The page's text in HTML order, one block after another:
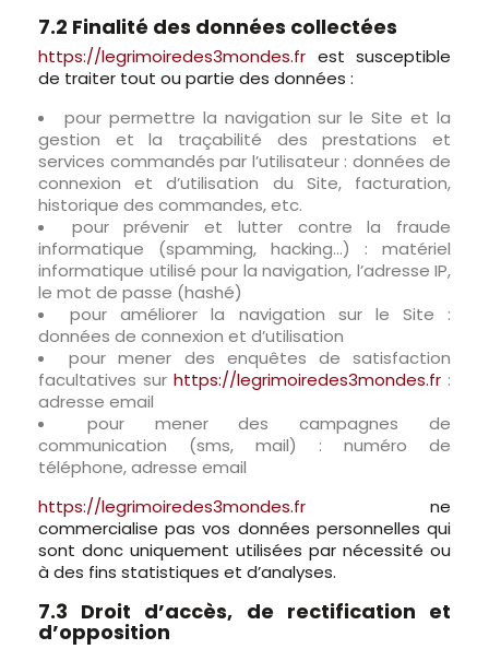
7.2 Finalité des données collectées
https://legrimoiredes3mondes.fr est susceptible
de traiter tout ou partie des données :
pour permettre la navigation sur le Site et la
gestion et la traçabilité des prestations et
services commandés par l’utilisateur : données de
connexion et d’utilisation du Site, facturation,
historique des commandes, etc.
pour prévenir et lutter contre la fraude
informatique (spamming, hacking…) : matériel
informatique utilisé pour la navigation, l’adresse IP,
le mot de passe (hashé)
pour améliorer la navigation sur le Site :
données de connexion et d’utilisation
pour mener des enquêtes de satisfaction
facultatives sur https://legrimoiredes3mondes.fr :
adresse email
pour mener des campagnes de
communication (sms, mail) : numéro de
téléphone, adresse email
https://legrimoiredes3mondes.fr ne
commercialise pas vos données personnelles qui
sont donc uniquement utilisées par nécessité ou
à des fins statistiques et d’analyses.
7.3 Droit d’accès, de rectification et
d’opposition